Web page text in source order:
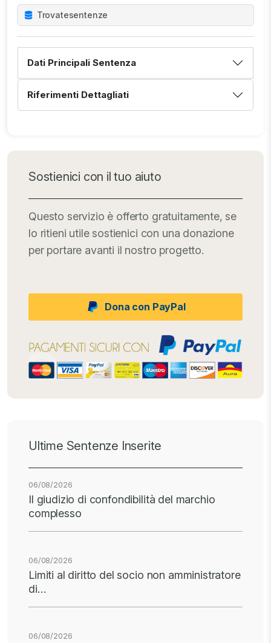
Trovatesentenze
Dati Principali Sentenza
Riferimenti Dettagliati
Sostienici con il tuo aiuto
Questo servizio è offerto gratuitamente, se
lo ritieni utile sostienici con una donazione
per portare avanti il nostro progetto.
Dona con PayPal
Ultime Sentenze Inserite
06/08/2026
Il giudizio di confondibilità del marchio
complesso
06/08/2026
Limiti al diritto del socio non amministratore
di…
06/08/2026